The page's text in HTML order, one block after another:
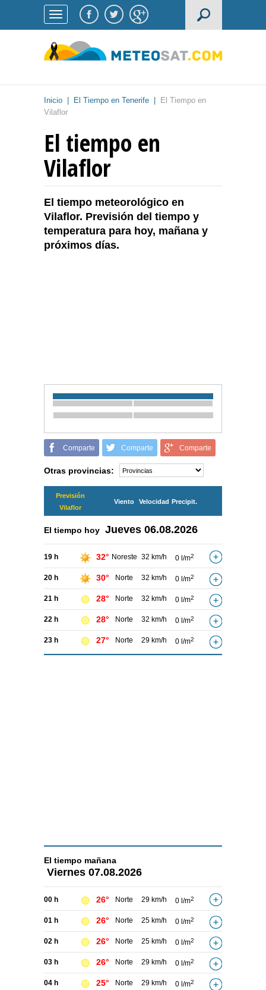
Inicio El Tiempo en Tenerife
El Tiempo en
Vilaflor
El tiempo en
Vilaflor
El tiempo meteorológico en
Vilaflor. Previsión del tiempo y
temperatura para hoy, mañana y
próximos días.
Comparte Comparte Comparte
Otras provincias:
Previsión
Vilaflor
Viento Velocidad Precipit.
El tiempo hoy Jueves 06.08.2026
19 h 32° Noreste 32 km/h 0 l/m2
20 h 30° Norte 32 km/h 0 l/m2
21 h 28° Norte 32 km/h 0 l/m2
22 h 28° Norte 32 km/h 0 l/m2
23 h 27° Norte 29 km/h 0 l/m2
El tiempo mañana
Viernes 07.08.2026
00 h 26° Norte 29 km/h 0 l/m2
01 h 26° Norte 25 km/h 0 l/m2
02 h 26° Norte 25 km/h 0 l/m2
03 h 26° Norte 29 km/h 0 l/m2
04 h 25° Norte 29 km/h 0 l/m2